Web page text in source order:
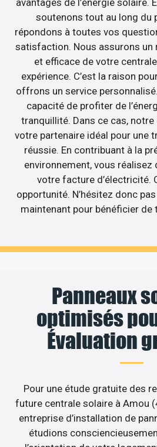
soutenons tout au long du
répondons à toutes vos
satisfaction. Nous assurons un
et efficace de votre
expérience. C’est la raison
offrons un service
capacité de profiter de
tranquillité. Dans ce cas,
votre partenaire idéal pour une
réussie. En contribuant à la
environnement, vous
votre facture d’électricité.
opportunité. N’hésitez donc
maintenant pour bénéficier de
Panneaux
optimisés
Évaluation
Pour une étude gratuite des
future centrale solaire à Amou
entreprise d’installation de
étudions